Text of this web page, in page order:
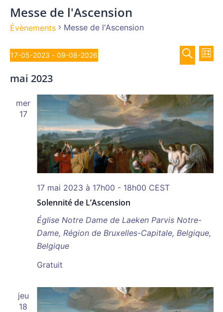
Messe de l'Ascension
Évènements Messe de l'Ascension
Évènements
et
de
vues
de
LISTE
17-05-2023 - 09-08-2026
une
mai 2023
mer
17
Solennité de L’Ascension
17 mai 2023 à 17h00 - 18h00 CEST
Église Notre Dame de Laeken Parvis Notre-
Dame, Région de Bruxelles-Capitale, Belgique,
Belgique
Gratuit
jeu
18